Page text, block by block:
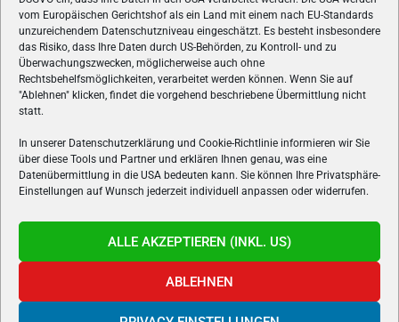
vom Europäischen Gerichtshof als ein Land mit einem nach EU-Standards
unzureichendem Datenschutzniveau eingeschätzt. Es besteht insbesondere
das Risiko, dass Ihre Daten durch US-Behörden, zu Kontroll- und zu
Überwachungszwecken, möglicherweise auch ohne
Rechtsbehelfsmöglichkeiten, verarbeitet werden können. Wenn Sie auf
"Ablehnen" klicken, findet die vorgehend beschriebene Übermittlung nicht
statt.
In unserer Datenschutzerklärung und Cookie-Richtlinie informieren wir Sie
über diese Tools und Partner und erklären Ihnen genau, was eine
Datenübermittlung in die USA bedeuten kann. Sie können Ihre Privatsphäre-
Einstellungen auf Wunsch jederzeit individuell anpassen oder widerrufen.
ALLE AKZEPTIEREN (INKL. US)
ABLEHNEN
VON GAMERN, FÜR GAMER! Gamers.at ist das älteste Online-
Spielemagazin Österreichs und bringt täglich aktuelle News,
Reviews und Videos zu PC- und Konsolenspielen, Gaming-
Hardware und aus der Welt des e-Sport's.
FOLGE UNS